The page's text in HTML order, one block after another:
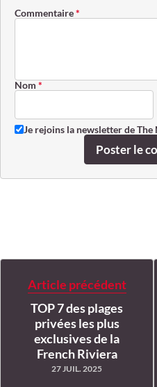
Commentaire*
Nom *
Je rejoins la newsletter de The
Poster le
Article précédent
TOP 7 des plages
privées les plus
exclusives de la
French Riviera
27 JUIL. 2025